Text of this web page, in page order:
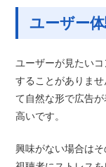
ユーザー
ユーザーが見たい
することがありま
て自然な形で広告
高いです。
興味がない場合は